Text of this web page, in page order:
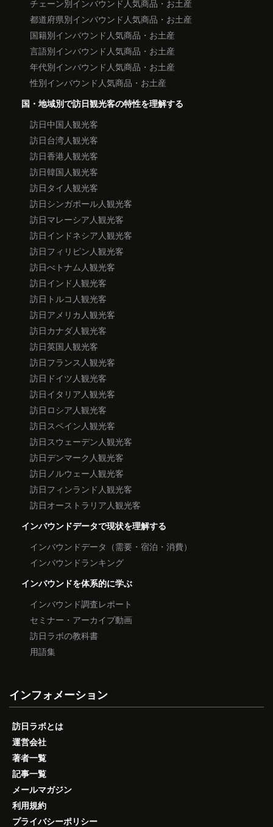
チェーン別インバウンド人気商品・お土産
都道府県別インバウンド人気商品・お土産
国籍別インバウンド人気商品・お土産
言語別インバウンド人気商品・お土産
年代別インバウンド人気商品・お土産
性別インバウンド人気商品・お土産
国・地域別で訪日観光客の特性を理解する
訪日中国人観光客
訪日台湾人観光客
訪日香港人観光客
訪日韓国人観光客
訪日タイ人観光客
訪日シンガポール人観光客
訪日マレーシア人観光客
訪日インドネシア人観光客
訪日フィリピン人観光客
訪日べトナム人観光客
訪日インド人観光客
訪日トルコ人観光客
訪日アメリカ人観光客
訪日カナダ人観光客
訪日英国人観光客
訪日フランス人観光客
訪日ドイツ人観光客
訪日イタリア人観光客
訪日ロシア人観光客
訪日スペイン人観光客
訪日スウェーデン人観光客
訪日デンマーク人観光客
訪日ノルウェー人観光客
訪日フィンランド人観光客
訪日オーストラリア人観光客
インバウンドデータで現状を理解する
インバウンドデータ（需要・宿泊・消費）
インバウンドランキング
インバウンドを体系的に学ぶ
インバウンド調査レポート
セミナー・アーカイブ動画
訪日ラボの教科書
用語集
インフォメーション
訪日ラボとは
運営会社
著者一覧
記事一覧
メールマガジン
利用規約
プライバシーポリシー